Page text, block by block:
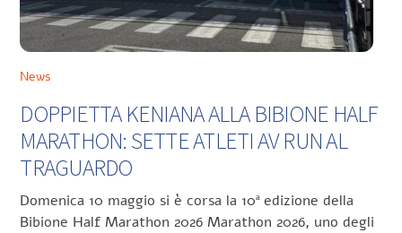
News
DOPPIETTA KENIANA ALLA BIBIONE HALF
MARATHON: SETTE ATLETI AV RUN AL
TRAGUARDO
Domenica 10 maggio si è corsa la 10ª edizione della
Bibione Half Marathon 2026 Marathon 2026, uno degli